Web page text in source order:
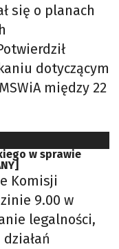
się o planach
dotyczącym
między 22
w sprawie
Komisji
9.00 w
legalności,